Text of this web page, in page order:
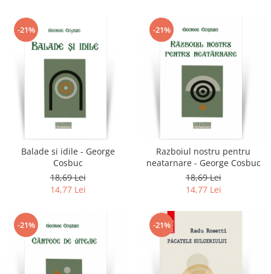
-21%
Balade si idile - George
Cosbuc
18,69 Lei
14,77 Lei
-21%
Razboiul nostru pentru
neatarnare - George Cosbuc
18,69 Lei
14,77 Lei
-21% -21%